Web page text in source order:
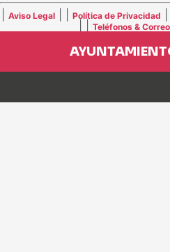
Aviso Legal Política de Privacidad
Teléfonos &